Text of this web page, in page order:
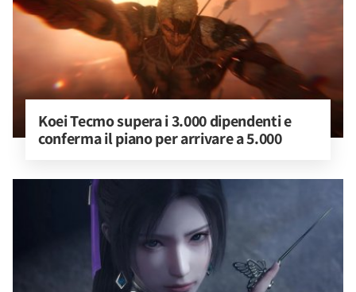
Koei Tecmo supera i 3.000 dipendenti e
conferma il piano per arrivare a 5.000